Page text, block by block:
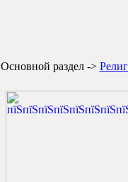
Основной раздел ->